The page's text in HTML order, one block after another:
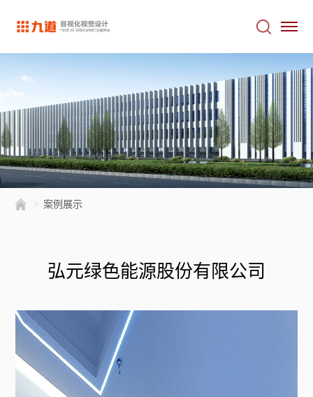
> 案例展示
弘元绿色能源股份有限公司